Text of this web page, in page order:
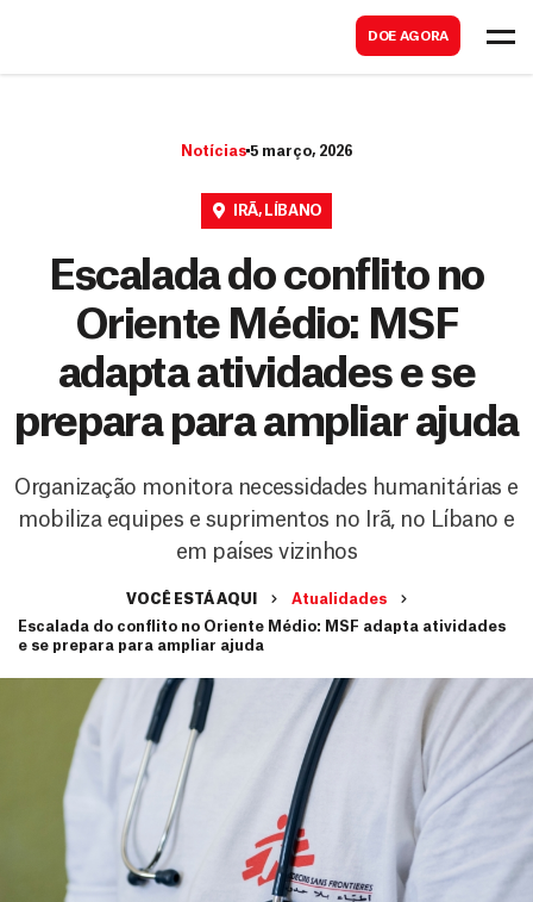
DOE AGORA
Notícias 5 março, 2026
IRÃ, LÍBANO
Escalada do conflito no
Oriente Médio: MSF
adapta atividades e se
prepara para ampliar ajuda
Organização monitora necessidades humanitárias e
mobiliza equipes e suprimentos no Irã, no Líbano e
em países vizinhos
VOCÊ ESTÁ AQUI
Atualidades
Escalada do conflito no Oriente Médio: MSF adapta atividades
e se prepara para ampliar ajuda
a
r